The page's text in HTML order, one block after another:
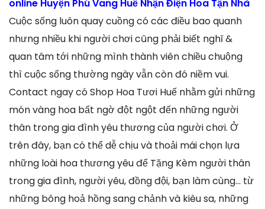
online Huyện Phú Vang Huế Nhận Điện Hoa Tận Nhà
Cuộc sống luôn quay cuồng có các điều bao quanh
nhưng nhiều khi người chơi cũng phải biết nghĩ &
quan tâm tới những mình thành viên chiều chuộng
thì cuộc sống thường ngày vẫn còn đó niềm vui.
Contact ngay có Shop Hoa Tươi Huế nhằm gửi những
món vàng hoa bất ngờ đột ngột đến những người
thân trong gia đình yêu thương của người chơi. Ở
trên đây, bạn có thể dễ chịu và thoải mái chọn lựa
những loài hoa thương yêu để Tặng Kèm người thân
trong gia đình, người yêu, đồng đội, bạn làm cùng… từ
những bông hoả hồng sang chảnh và kiêu sa, những